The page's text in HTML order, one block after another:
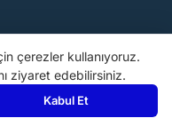
çerezler kullanıyoruz.
ziyaret edebilirsiniz.
Kabul Et